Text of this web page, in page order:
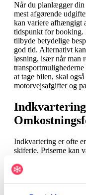
Når du planlægger din
mest afgørende
kan variere afhængigt
tidspunkt for booking.
tilbyde betydelige
god tid. Alternativt
løsning, især når man
at tage bilen, skal
motorvejsafgifter og
Indkvartering er ofte
skiferie. Priserne kan
bekvemme, men også
kan være hostels,